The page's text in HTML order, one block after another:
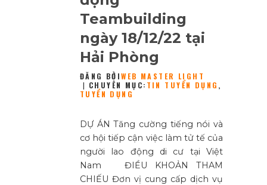
Teambuilding
ngày 18/12/22 tại
Hải Phòng
ĐĂNG BỞIWEB MASTER LIGHT
CHUYÊN MỤC: TIN TUYỂN DỤNG ,
TUYỂN DỤNG
DỰ ÁN Tăng cường tiếng nói và
cơ hội tiếp cận việc làm tử tế của
người lao động di cư tại Việt
Nam ĐIỀU KHOẢN THAM
CHIẾU Đơn vị cung cấp dịch vụ